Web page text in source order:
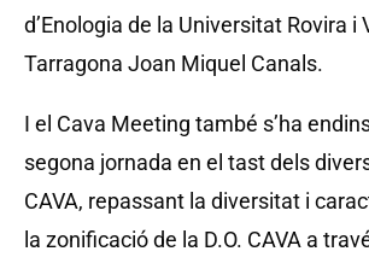
d’Enologia de la Universitat Rovira i
Tarragona Joan Miquel Canals.
I el Cava Meeting també s’ha
segona jornada en el tast dels
CAVA, repassant la diversitat i
la zonificació de la D.O. CAVA a